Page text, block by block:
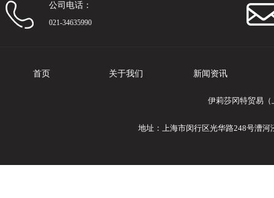
公司电话：
021-34635990
首页 关于我们 新闻资讯
伊莉莎冈特贸易（
地址：上海市闵行区光华路248号漕